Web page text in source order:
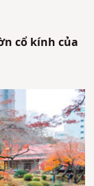
cổ kính của